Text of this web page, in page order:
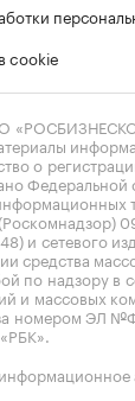
cookie
о
Федеральной
и сетевого
средства
по надзору в
и массовых
номером ЭЛ